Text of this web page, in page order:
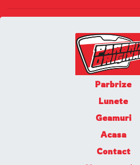
Parbrize
Lunete
Geamuri
Acasa
Contact